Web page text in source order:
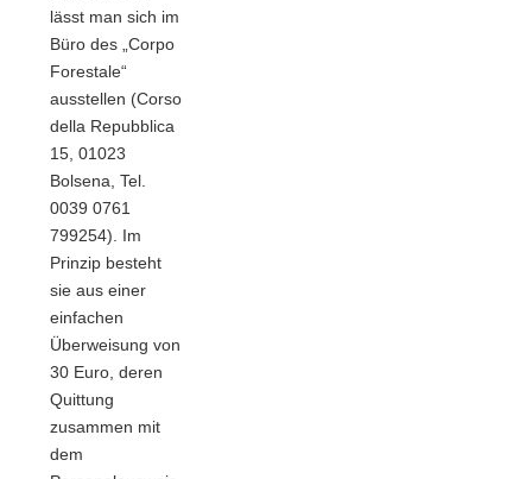
lässt man sich im
Büro des „Corpo
Forestale“
ausstellen (Corso
della Repubblica
15, 01023
Bolsena, Tel.
0039 0761
799254). Im
Prinzip besteht
sie aus einer
einfachen
Überweisung von
30 Euro, deren
Quittung
zusammen mit
dem